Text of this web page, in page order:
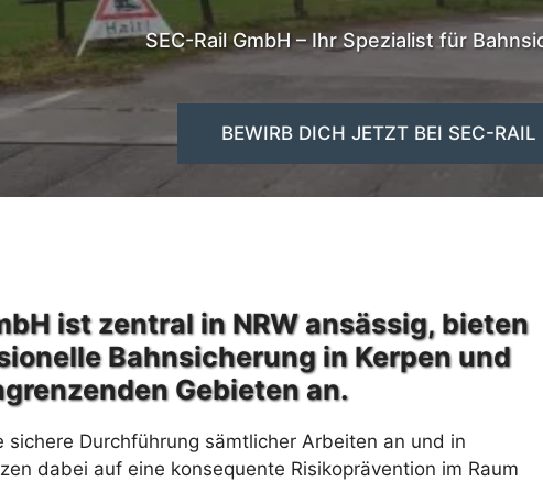
SEC-Rail GmbH – Ihr Spezialist für
BEWIRB DICH JETZT BEI SEC-RAIL
ist zentral in NRW ansässig, bieten
Bahnsicherung in Kerpen und
Gebieten an.
sichere Durchführung sämtlicher Arbeiten an und in
dabei auf eine konsequente Risikoprävention im Raum